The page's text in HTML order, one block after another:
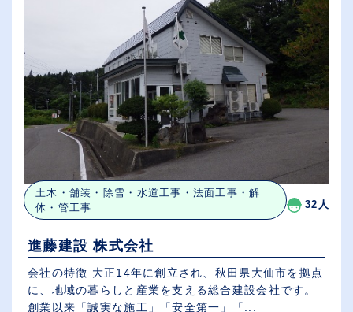
従業員が多い順
土木・舗装・除雪・水道工事・法面工事・解
体・管工事
32人
進藤建設 株式会社
会社の特徴 大正14年に創立され、秋田県大仙市を拠点
に、地域の暮らしと産業を支える総合建設会社です。
創業以来「誠実な施工」「安全第一」「...